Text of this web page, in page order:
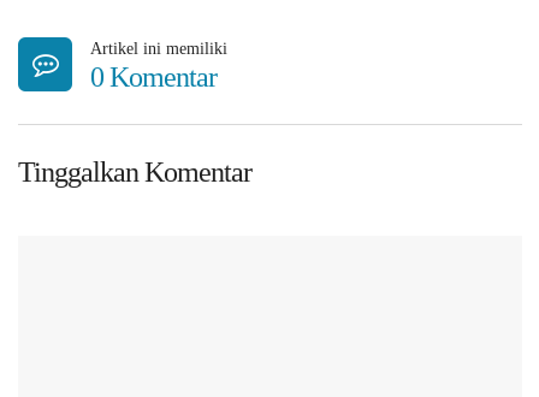
Artikel ini memiliki
0 Komentar
Tinggalkan Komentar